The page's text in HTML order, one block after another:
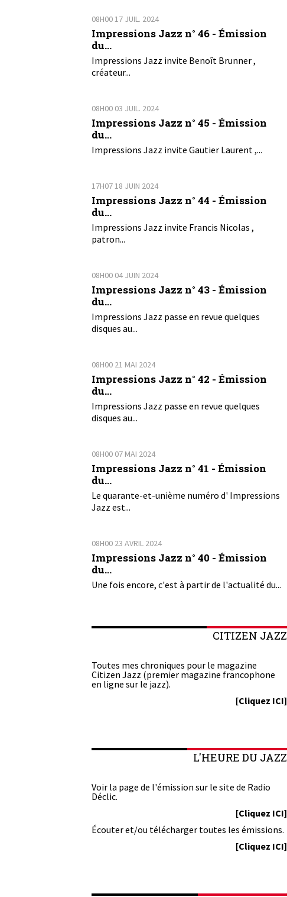
08H00 17 JUIL. 2024
Impressions Jazz n° 46 - Émission
du...
Impressions Jazz invite Benoît Brunner ,
créateur...
08H00 03 JUIL. 2024
Impressions Jazz n° 45 - Émission
du...
Impressions Jazz invite Gautier Laurent ,...
17H07 18 JUIN 2024
Impressions Jazz n° 44 - Émission
du...
Impressions Jazz invite Francis Nicolas ,
patron...
08H00 04 JUIN 2024
Impressions Jazz n° 43 - Émission
du...
Impressions Jazz passe en revue quelques
disques au...
08H00 21 MAI 2024
Impressions Jazz n° 42 - Émission
du...
Impressions Jazz passe en revue quelques
disques au...
08H00 07 MAI 2024
Impressions Jazz n° 41 - Émission
du...
Le quarante-et-unième numéro d' Impressions
Jazz est...
08H00 23 AVRIL 2024
Impressions Jazz n° 40 - Émission
du...
Une fois encore, c'est à partir de l'actualité du...
CITIZEN JAZZ
Toutes mes chroniques pour le magazine
Citizen Jazz (premier magazine francophone
en ligne sur le jazz).
[Cliquez ICI]
L'HEURE DU JAZZ
Voir la page de l'émission sur le site de Radio
Déclic.
[Cliquez ICI]
Écouter et/ou télécharger toutes les émissions.
[Cliquez ICI]